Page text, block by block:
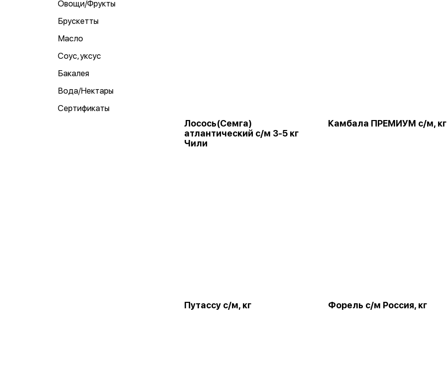
Овощи/Фрукты
Брускетты
Масло
Соус, уксус
Бакалея
Вода/Нектары
Сертификаты
Лосось(Семга)
атлантический с/м 3-5 кг
Чили
Камбала ПРЕМИУМ с/м, кг
Путассу с/м, кг Форель с/м Россия, кг